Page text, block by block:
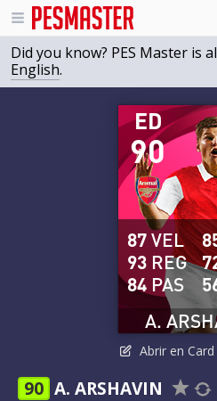
Did you know? PES Master is
English.
90
ED
A.
87VEL
93 REG
84 PAS
Abrir en
90 A. ARSHAVIN